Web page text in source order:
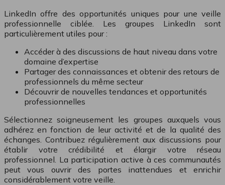
LinkedIn offre des opportunités uniques pour une veille
professionnelle ciblée. Les groupes LinkedIn sont
particulièrement utiles pour :
Accéder à des discussions de haut niveau dans votre
domaine d’expertise
Partager des connaissances et obtenir des retours de
professionnels du même secteur
Découvrir de nouvelles tendances et opportunités
professionnelles
Sélectionnez soigneusement les groupes auxquels vous
adhérez en fonction de leur activité et de la qualité des
échanges. Contribuez régulièrement aux discussions pour
établir votre crédibilité et élargir votre réseau
professionnel. La participation active à ces communautés
peut vous ouvrir des portes inattendues et enrichir
considérablement votre veille.